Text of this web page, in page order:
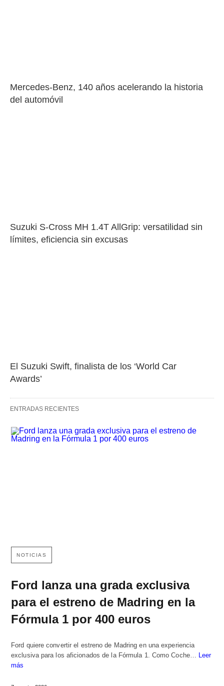
Mercedes-Benz, 140 años acelerando la historia
del automóvil
Suzuki S-Cross MH 1.4T AllGrip: versatilidad sin
límites, eficiencia sin excusas
El Suzuki Swift, finalista de los ‘World Car
Awards’
ENTRADAS RECIENTES
NOTICIAS
Ford lanza una grada exclusiva
para el estreno de Madring en la
Fórmula 1 por 400 euros
Ford quiere convertir el estreno de Madring en una experiencia
exclusiva para los aficionados de la Fórmula 1. Como Coche… Leer
más